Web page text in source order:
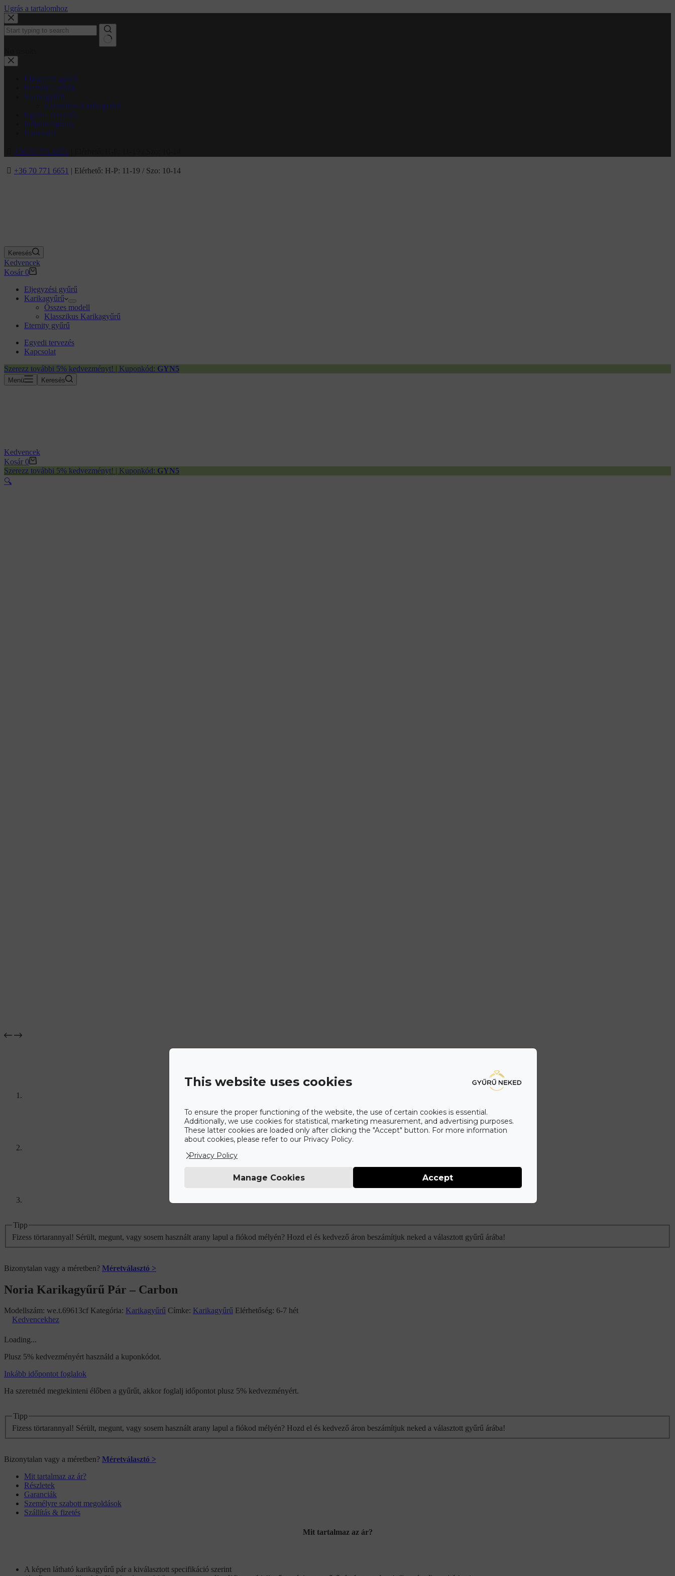
Ugrás a tartalomhoz
Eljegyzési gyűrű
Eternity Gyűrűk
Karikagyűrű
Klasszikus Karikagyűrű
Egyedi Tervezés
Időpontfoglalás
Kapcsolat
+36 70 771 6651
+36 70 771 6651 | Elérhető: H-P: 11-19 / Szo: 10-14
Keresés
Kedvencek
Kosár 0
Eljegyzési gyűrű
Karikagyűrű
Összes modell
Klasszikus Karikagyűrű
Eternity gyűrű
Egyedi tervezés
Kapcsolat
Szerezz további 5% kedvezményt! | Kuponkód: GYN5
Menü Keresés
Kedvencek
Kosár 0
Szerezz további 5% kedvezményt! | Kuponkód: GYN5
🔍
Tipp
Fizess törtarannyal! Sérült, megunt, vagy sosem használt arany lapul a fiókod mélyén? Hozd el és kedvező áron beszámítjuk neked a választott gyűrű árába!
Bizonytalan vagy a méretben? Méretválasztó >
Noria Karikagyűrű Pár – Carbon
Modellszám: we.t.69613cf Kategória: Karikagyűrű Címke: Karikagyűrű Elérhetőség: 6-7 hét
Kedvencekhez
Loading...
Plusz 5% kedvezményért használd a kuponkódot.
Inkább időpontot foglalok
Ha szeretnéd megtekinteni élőben a gyűrűt, akkor foglalj időpontot plusz 5% kedvezményért.
Tipp
Fizess törtarannyal! Sérült, megunt, vagy sosem használt arany lapul a fiókod mélyén? Hozd el és kedvező áron beszámítjuk neked a választott gyűrű árába!
Bizonytalan vagy a méretben? Méretválasztó >
Mit tartalmaz az ár?
Részletek
Garanciák
Személyre szabott megoldások
Szállítás & fizetés
Mit tartalmaz az ár?
A képen látható karikagyűrű pár a kiválasztott specifikáció szerint
This website uses cookies
To ensure the proper functioning of the website, the use of certain cookies is essential.
Additionally, we use cookies for statistical, marketing measurement, and advertising purposes.
These latter cookies are loaded only after clicking the "Accept" button. For more information
about cookies, please refer to our Privacy Policy.
Privacy Policy
Manage Cookies Accept